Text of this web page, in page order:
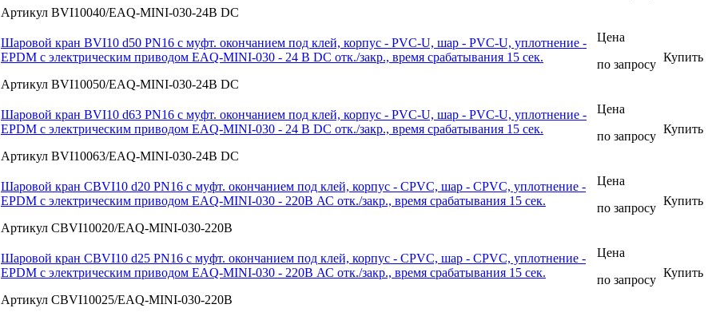
Артикул BVI10040/EAQ-MINI-030-24В DC
Шаровой кран BVI10 d50 PN16 с муфт. окончанием под клей, корпус - PVC-U, шар - PVC-U, уплотнение -
EPDM с электрическим приводом EAQ-MINI-030 - 24 В DС отк./закр., время срабатывания 15 сек.
Артикул BVI10050/EAQ-MINI-030-24В DC
Цена
по запросу
Купить
Шаровой кран BVI10 d63 PN16 с муфт. окончанием под клей, корпус - PVC-U, шар - PVC-U, уплотнение -
EPDM с электрическим приводом EAQ-MINI-030 - 24 В DС отк./закр., время срабатывания 15 сек.
Артикул BVI10063/EAQ-MINI-030-24В DC
Цена
по запросу
Купить
Шаровой кран CBVI10 d20 PN16 с муфт. окончанием под клей, корпус - CPVC, шар - CPVC, уплотнение -
EPDM с электрическим приводом EAQ-MINI-030 - 220В АС отк./закр., время срабатывания 15 сек.
Артикул CBVI10020/EAQ-MINI-030-220В
Цена
по запросу
Купить
Шаровой кран CBVI10 d25 PN16 с муфт. окончанием под клей, корпус - CPVC, шар - CPVC, уплотнение -
EPDM с электрическим приводом EAQ-MINI-030 - 220В АС отк./закр., время срабатывания 15 сек.
Артикул CBVI10025/EAQ-MINI-030-220В
Цена
по запросу
Купить